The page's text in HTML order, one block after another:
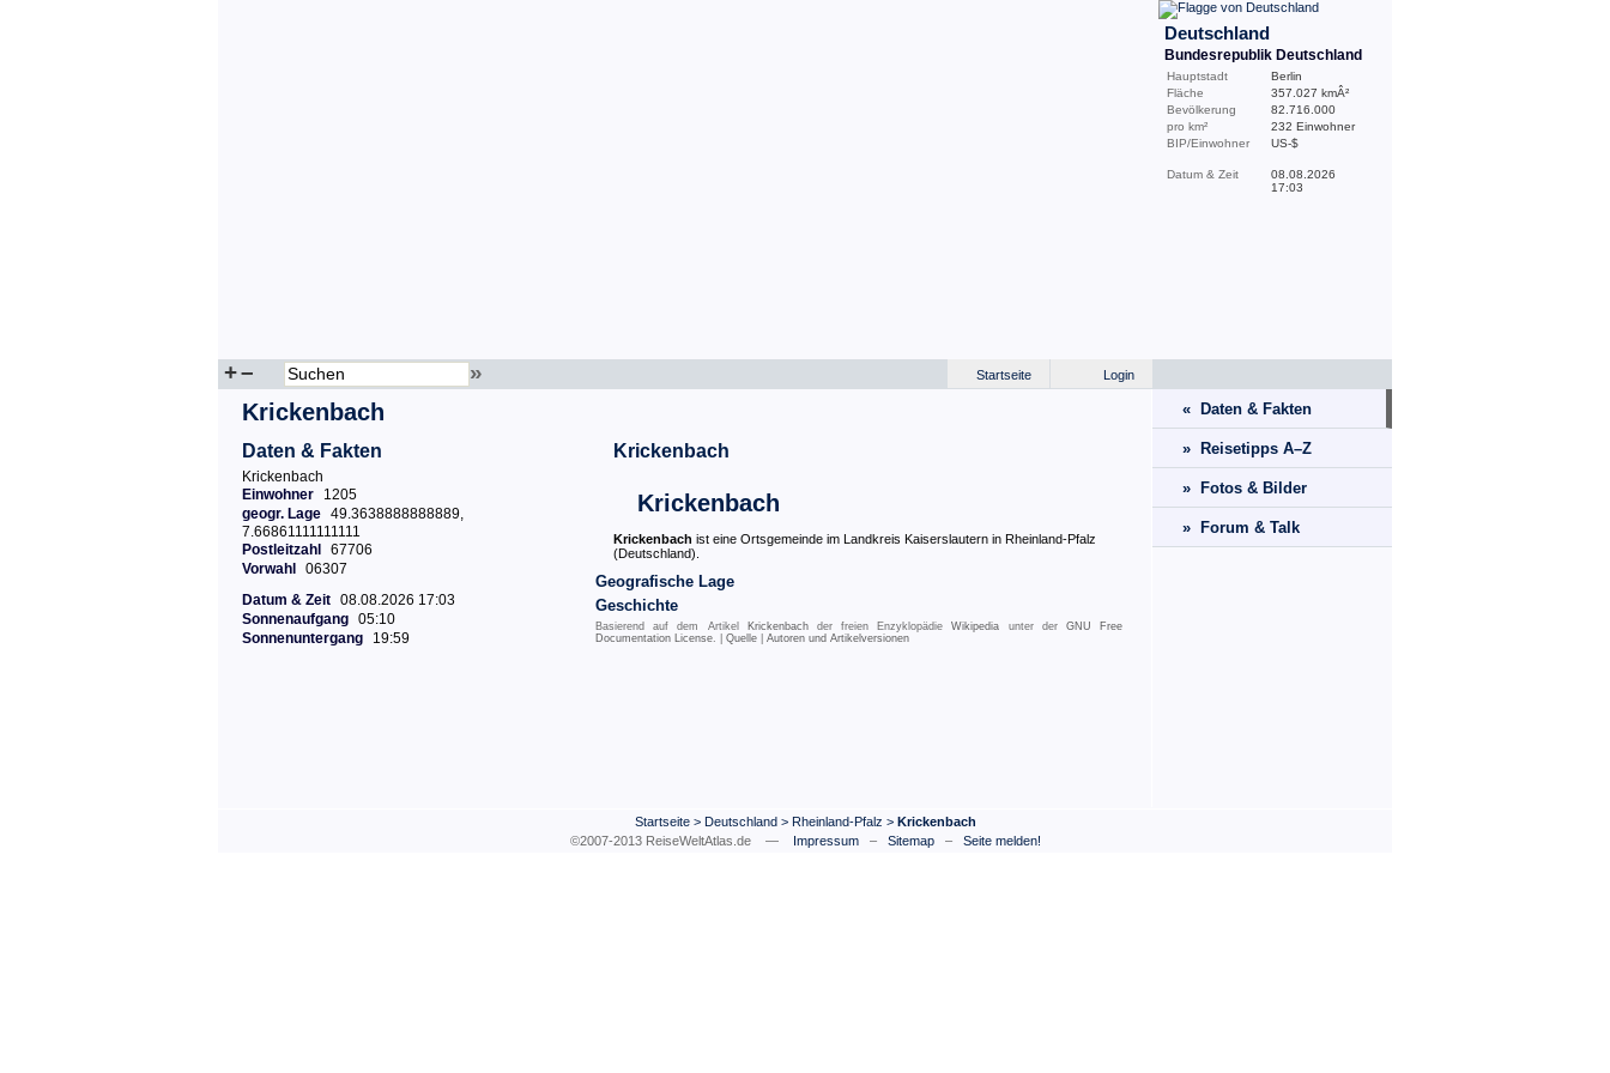
Deutschland
Bundesrepublik Deutschland
Hauptstadt
Berlin
Fläche
357.027 kmÂ²
Bevölkerung
82.716.000
pro km²
232 Einwohner
BIP/Einwohner
US-$
Datum & Zeit
08.08.2026
17:03
+– » Login
Startseite
Krickenbach
Daten & Fakten
Krickenbach
Einwohner
1205
geogr. Lage 49.3638888888889,
7.66861111111111
Postleitzahl
67706
Vorwahl
06307
Datum & Zeit 08.08.2026 17:03
Sonnenaufgang 05:10
Sonnenuntergang
19:59
Krickenbach
Krickenbach
Krickenbach ist eine Ortsgemeinde im Landkreis Kaiserslautern in Rheinland-Pfalz
(Deutschland).
Geografische Lage
Geschichte
Basierend auf dem Artikel Krickenbachder freien EnzyklopädieWikipedia unter der GNU Free
Documentation License. | Quelle Autoren und Artikelversionen
« Daten & Fakten
» Reisetipps A–Z
» Fotos & Bilder
» Forum & Talk
Startseite> Deutschland> Rheinland-Pfalz > Krickenbach
©2007-2013 ReiseWeltAtlas.de —
Impressum– Sitemap– Seite melden!